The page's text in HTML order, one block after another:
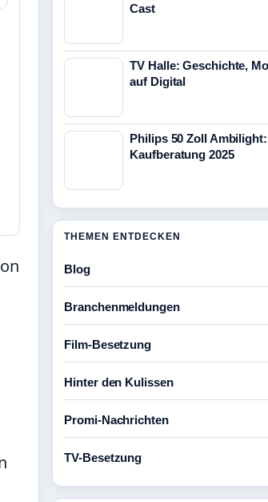
Cast
TV Halle: Geschichte,
auf Digital
Philips 50 Zoll
Kaufberatung 2025
THEMEN ENTDECKEN
Blog
Branchenmeldungen
Film-Besetzung
Hinter den Kulissen
Promi-Nachrichten
TV-Besetzung